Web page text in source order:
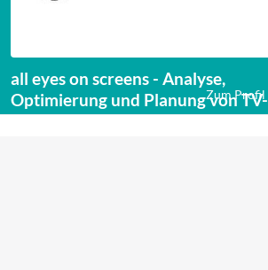
all eyes on screens - Analyse,
Optimierung und Planung von TV-
Kampagnen
Zum Profil